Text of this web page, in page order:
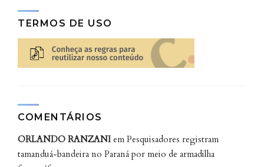
TERMOS DE USO
COMENTÁRIOS
ORLANDO RANZANI em Pesquisadores registram
tamanduá-bandeira no Paraná por meio de armadilha